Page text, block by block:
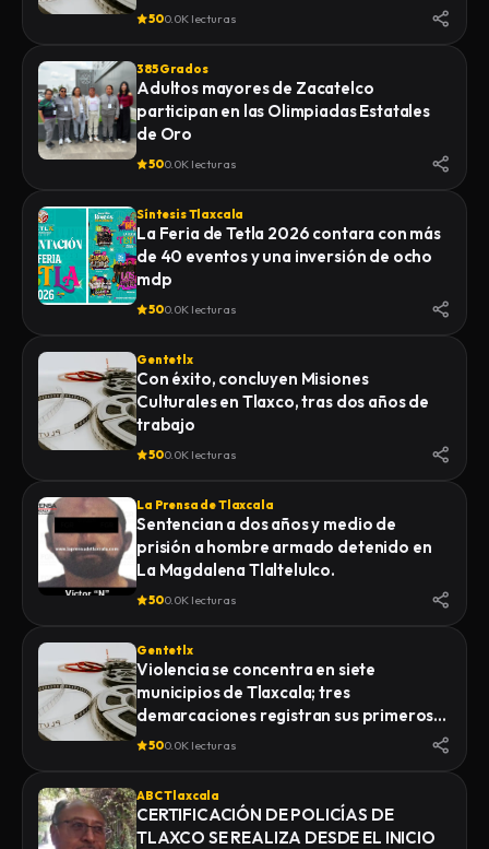
industrial
500.0K lecturas
385 Grados
Adultos mayores de Zacatelco
participan en las Olimpiadas Estatales
de Oro
500.0K lecturas
Síntesis Tlaxcala
La Feria de Tetla 2026 contara con más
de 40 eventos y una inversión de ocho
mdp
500.0K lecturas
Gentetlx
Con éxito, concluyen Misiones
Culturales en Tlaxco, tras dos años de
trabajo
500.0K lecturas
La Prensa de Tlaxcala
Sentencian a dos años y medio de
prisión a hombre armado detenido en
La Magdalena Tlaltelulco.
500.0K lecturas
Gentetlx
Violencia se concentra en siete
municipios de Tlaxcala; tres
demarcaciones registran sus primeros
homicidios de 2026
500.0K lecturas
ABC Tlaxcala
CERTIFICACIÓN DE POLICÍAS DE
TLAXCO SE REALIZA DESDE EL INICIO